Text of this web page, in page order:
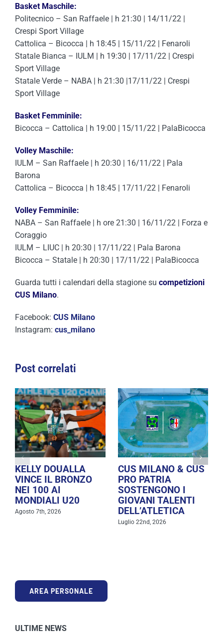
Basket Maschile:
Politecnico – San Raffaele | h 21:30 | 14/11/22 |
Crespi Sport Village
Cattolica – Bicocca | h 18:45 | 15/11/22 | Fenaroli
Statale Bianca – IULM | h 19:30 | 17/11/22 | Crespi
Sport Village
Statale Verde – NABA | h 21:30 |17/11/22 | Crespi
Sport Village
Basket Femminile:
Bicocca – Cattolica | h 19:00 | 15/11/22 | PalaBicocca
Volley Maschile:
IULM – San Raffaele | h 20:30 | 16/11/22 | Pala
Barona
Cattolica – Bicocca | h 18:45 | 17/11/22 | Fenaroli
Volley Femminile:
NABA – San Raffaele | h ore 21:30 | 16/11/22 | Forza e
Coraggio
IULM – LIUC | h 20:30 | 17/11/22 | Pala Barona
Bicocca – Statale | h 20:30 | 17/11/22 | PalaBicocca
Guarda tutti i calendari della stagione su competizioni
CUS Milano.
Facebook: CUS Milano
Instagram: cus_milano
Post correlati
KELLY DOUALLA
VINCE IL BRONZO
NEI 100 AI
MONDIALI U20
Agosto 7th, 2026
CUS MILANO & CUS
PRO PATRIA
SOSTENGONO I
GIOVANI TALENTI
DELL’ATLETICA
Luglio 22nd, 2026
AREA PERSONALE
ULTIME NEWS